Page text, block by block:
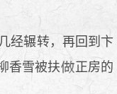
经辗转，再回到卞
香雪被扶
正房的